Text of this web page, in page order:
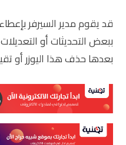
قد يقوم مدير السيرفر
ببعض التحديثات أو
بعدها حذف هذا اليوزر أو